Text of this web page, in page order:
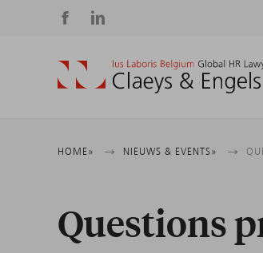
Social
media
Kruimelpad
HOME NIEUWS & EVENTS
Questions